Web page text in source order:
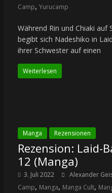
Camp, Yurucamp
Während Rin und Chiaki
begibt sich Nadeshiko in
ihrer Schwester auf einen
Weiterlesen
Manga Rezensionen
Rezension: Laid-
12 (Manga)
3. Juli 2022 Alexander
Camp, Manga, Manga Cult,